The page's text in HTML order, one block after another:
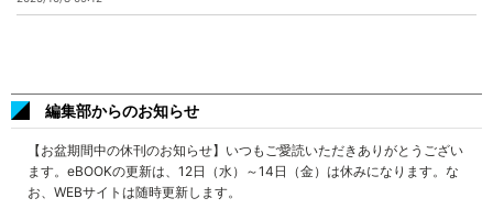
編集部からのお知らせ
【お盆期間中の休刊のお知らせ】いつもご愛読いただきありがとうござい
ます。eBOOKの更新は、12日（水）～14日（金）は休みになります。な
お、WEBサイトは随時更新します。